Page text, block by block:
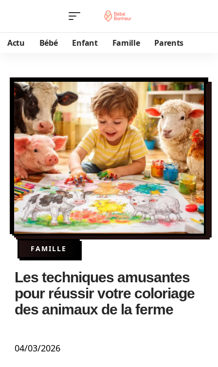
Actu Bébé Enfant Famille Parents
FAMILLE
Les techniques amusantes
pour réussir votre coloriage
des animaux de la ferme
04/03/2026